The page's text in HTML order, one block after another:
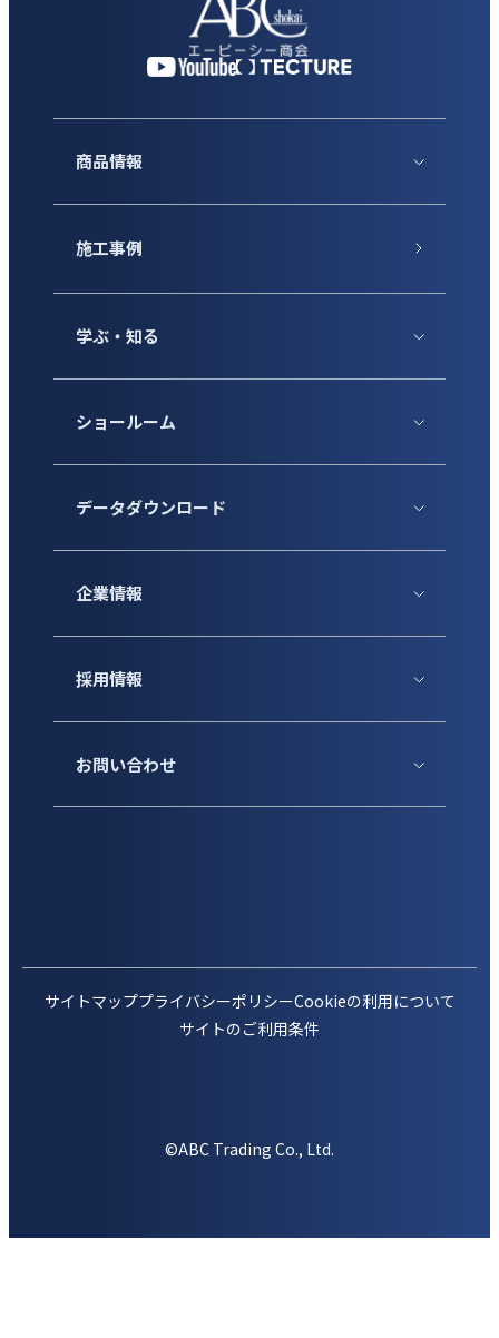
商品情報
施工事例
学ぶ・知る
ショールーム
データダウンロード
企業情報
採用情報
お問い合わせ
サイトマッププライバシーポリシーCookieの利用について
サイトのご利用条件
©ABC Trading Co., Ltd.